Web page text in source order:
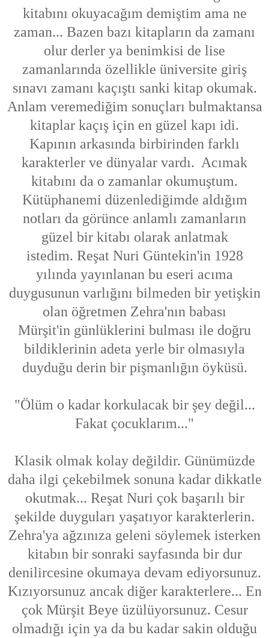
kitabını okuyacağım demiştim ama ne
zaman... Bazen bazı kitapların da zamanı
olur derler ya benimkisi de lise
zamanlarında özellikle üniversite giriş
sınavı zamanı kaçıştı sanki kitap okumak.
Anlam veremediğim sonuçları bulmaktansa
kitaplar kaçış için en güzel kapı idi.
Kapının arkasında birbirinden farklı
karakterler ve dünyalar vardı. Acımak
kitabını da o zamanlar okumuştum.
Kütüphanemi düzenlediğimde aldığım
notları da görünce anlamlı zamanların
güzel bir kitabı olarak anlatmak
istedim. Reşat Nuri Güntekin'in 1928
yılında yayınlanan bu eseri acıma
duygusunun varlığını bilmeden bir yetişkin
olan öğretmen Zehra'nın babası
Mürşit'in günlüklerini bulması ile doğru
bildiklerinin adeta yerle bir olmasıyla
duyduğu derin bir pişmanlığın öyküsü.
"Ölüm o kadar korkulacak bir şey değil...
Fakat çocuklarım..."
Klasik olmak kolay değildir. Günümüzde
daha ilgi çekebilmek sonuna kadar dikkatle
okutmak... Reşat Nuri çok başarılı bir
şekilde duyguları yaşatıyor karakterlerin.
Zehra'ya ağzınıza geleni söylemek isterken
kitabın bir sonraki sayfasında bir dur
denilircesine okumaya devam ediyorsunuz.
Kızıyorsunuz ancak diğer karakterlere... En
çok Mürşit Beye üzülüyorsunuz. Cesur
olmadığı için ya da bu kadar sakin olduğu